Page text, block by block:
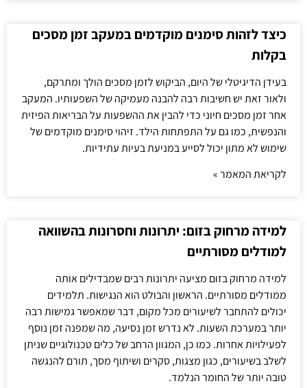
כיצד לזהות סימנים מוקדמים במעקב זמן מסכים
בקלות
בעידן הדיגיטלי של היום, הביקוש לזמן מסכים הולך ומתרקם,
ולאור זאת יש חשיבות רבה להבנה מעמיקה של השפעותיו. המעקב
אחר זמן מסכים חיוני כדי להבין את ההשפעות על הבריאות הפיזית
והנפשית, כמו גם על התפתחות הילד. זיהוי סימנים מוקדמים של
שימוש לא מתון יכול לסייע במניעת בעיות עתידיות.
לקריאת המאמר »
למידה מרחוק בזום: יתרונות וחסרונות בהשוואה
למודלים מסורתיים
למידה מרחוק בזום מציעה יתרונות רבים שמבדילים אותה
ממודלים מסורתיים. הראשון והבולט הוא הנגישות. תלמידים
יכולים להתחבר לשיעורים מכל מקום, דבר שמאפשר גמישות רבה
יותר במערכת השעות. לא נדרש זמן נסיעה, מה שמפנה זמן נוסף
לפעילויות אחרות. כמו כן, המגוון הרחב של כלים טכנולוגיים שניתן
לשלב בשיעורים, כגון מצגות, סקרים ושיתוף מסך, תורם להנגשה
טובה יותר של החומר הנלמד.